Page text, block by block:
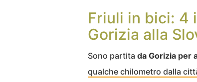
Friuli in bici: 4
Gorizia alla
Sono partita da Gorizia per
qualche chilometro dalla